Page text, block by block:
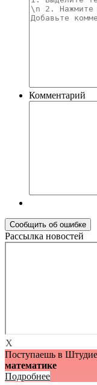
Комментарий
Рассылка новостей
X
Поступаешь в
математике
Подробнее